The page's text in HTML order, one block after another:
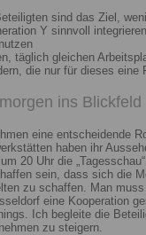
sind das Ziel,
Y sinnvoll
täglich gleichen
die nur für dieses
ins Blickfeld
eine
haben ihr
20 Uhr die
sein, dass sich die
zu schaffen. Man
eine Kooperation
Ich begleite die
zu steigern.